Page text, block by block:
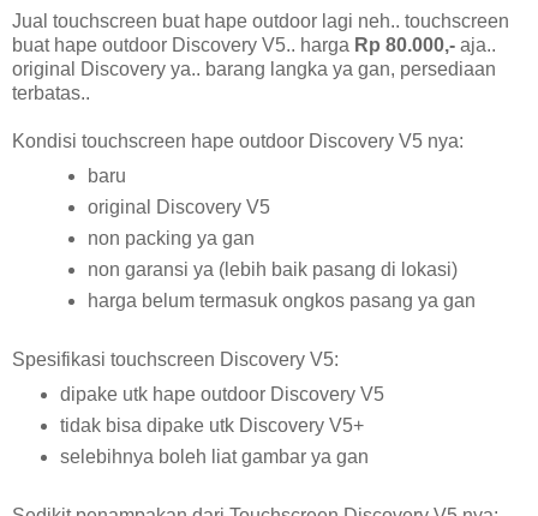
Jual touchscreen buat hape outdoor lagi neh.. touchscreen
buat hape outdoor Discovery V5.. harga Rp 80.000,- aja..
original Discovery ya.. barang langka ya gan, persediaan
terbatas..
Kondisi touchscreen hape outdoor Discovery V5 nya:
baru
original Discovery V5
non packing ya gan
non garansi ya (lebih baik pasang di lokasi)
harga belum termasuk ongkos pasang ya gan
Spesifikasi touchscreen Discovery V5:
dipake utk hape outdoor Discovery V5
tidak bisa dipake utk Discovery V5+
selebihnya boleh liat gambar ya gan